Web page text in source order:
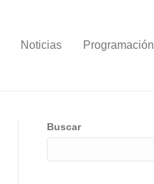
Noticias Programación
Buscar